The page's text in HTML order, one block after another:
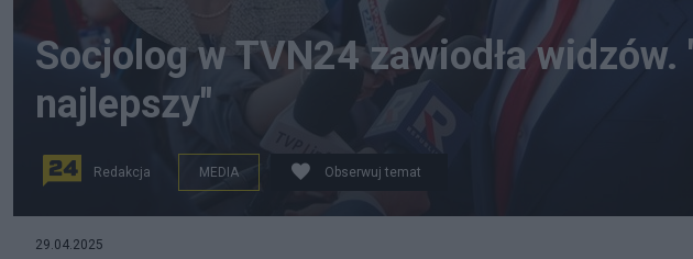
Socjolog w TVN24 zawiodła widzów.
najlepszy"
Redakcja MEDIA Obserwuj temat
29.04.2025